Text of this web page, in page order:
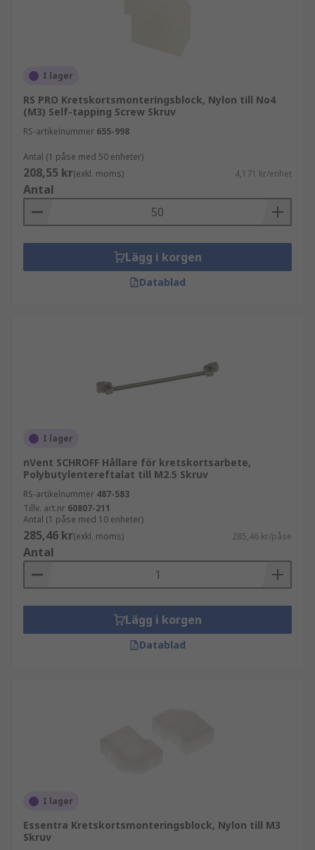
Användningsområden för PCB-
monteringsblock
PCB-monteringsblock används i ett brett
grundläggande byggstenar i sina produkter,
inklusive:
Konsumentelektronik
Telekommunikation
Bankväsen
I lager
RS PRO Kretskortsmonteringsblock, Nylon till No4
(M3) Self-tapping Screw Skruv
RS-artikelnummer 655-998
Antal (1 påse med 50 enheter)
208,55 kr(exkl. moms) 4,171 kr/enhet
Antal
Lägg i korgen
Datablad
I lager
nVent SCHROFF Hållare för kretskortsarbete,
Polybutylentereftalat till M2.5 Skruv
RS-artikelnummer 487-583
Tillv. art.nr 60807-211
Antal (1 påse med 10 enheter)
285,46 kr(exkl. moms) 285,46 kr/påse
Antal
Lägg i korgen
Datablad
I lager
Essentra Kretskortsmonteringsblock, Nylon till M3
Skruv